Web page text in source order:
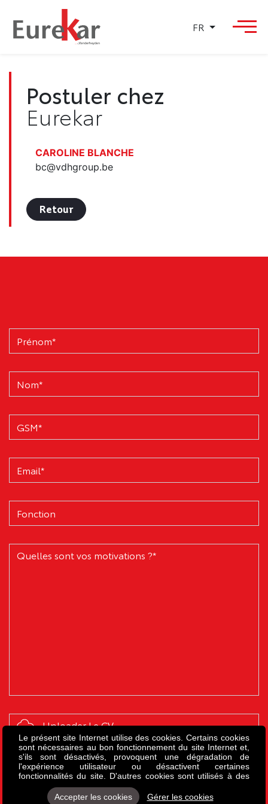
FR
Postuler chez
Eurekar
CAROLINE BLANCHE
bc@vdhgroup.be
Retour
Uploader Le CV
Envoyer
Le présent site Internet utilise des cookies. Certains cookies
sont nécessaires au bon fonctionnement du site Internet et,
s'ils sont désactivés, provoquent une dégradation de
l'expérience utilisateur ou désactivent certaines
fonctionnalités du site. D'autres cookies sont utilisés à des
fins d'analyse ou de marketing. Les cookies nous permettent
de personnaliser le contenu et les annonces, d'offrir des
Accepter les cookies Gérer les cookies